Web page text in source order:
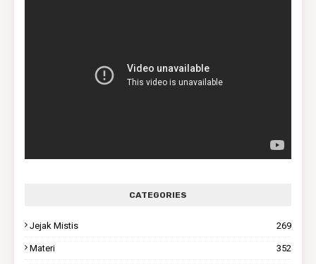
CATEGORIES
Jejak Mistis 269
Materi 352